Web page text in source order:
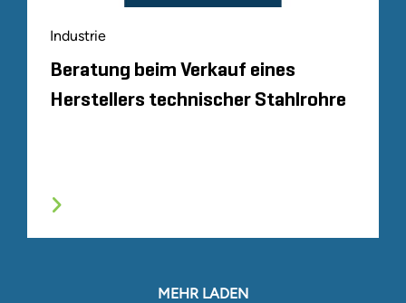
Industrie
Beratung beim Verkauf eines
Herstellers technischer Stahlrohre
MEHR LADEN